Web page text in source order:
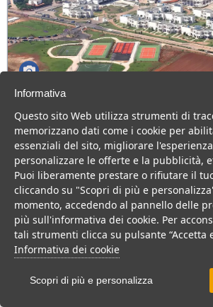
Puglia > Carovigno > Specchiolla
443 Camere
Moderno Resort 4 stelle per una
comfort, relax e divertimento.
Villaggio Resort
VEDI SU MAPPA
Informativa
Questo sito Web utilizza strumenti di
memorizzano dati come i cookie per
essenziali del sito, migliorare
personalizzare le offerte e la pubblicità,
Puoi liberamente prestare o rifiutare il
cliccando su "Scopri di più e
momento, accedendo al pannello delle
più sull'informativa dei cookie. Per
tali strumenti clicca su pulsante “Accetta
Informativa dei cookie
Scopri di più e personalizza